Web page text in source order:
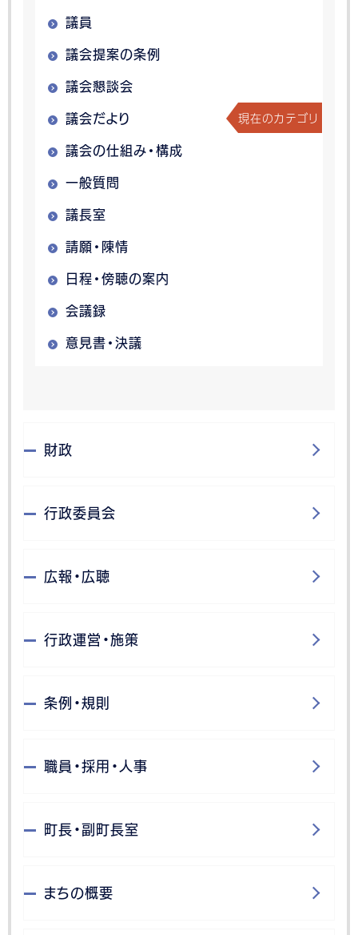
議員
議会提案の条例
議会懇談会
議会だより 現在のカテゴリ
議会の仕組み・構成
一般質問
議長室
請願・陳情
日程・傍聴の案内
会議録
意見書・決議
財政
行政委員会
広報・広聴
行政運営・施策
条例・規則
職員・採用・人事
町長・副町長室
まちの概要